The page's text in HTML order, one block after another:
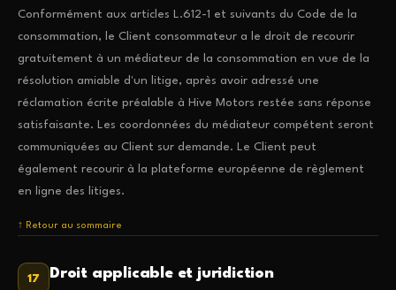
Conformément aux articles L.612-1 et suivants du Code de la
consommation, le Client consommateur a le droit de recourir
gratuitement à un médiateur de la consommation en vue de la
résolution amiable d'un litige, après avoir adressé une
réclamation écrite préalable à Hive Motors restée sans réponse
satisfaisante. Les coordonnées du médiateur compétent seront
communiquées au Client sur demande. Le Client peut
également recourir à la plateforme européenne de règlement
en ligne des litiges.
↑ Retour au sommaire
17 Droit applicable et juridiction